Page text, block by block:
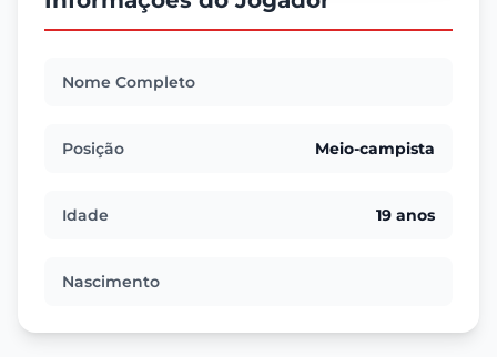
Nome Completo
Posição Meio-campista
Idade 19 anos
Nascimento